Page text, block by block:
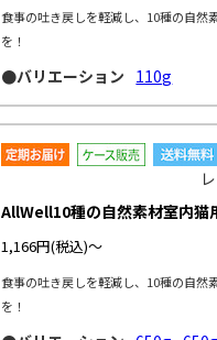
食事の吐き戻しを軽減し、10種の自然
を！
●バリエーション 110g
AllWell10種の自然素材室内猫
1,166円(税込)～
食事の吐き戻しを軽減し、10種の自然
を！